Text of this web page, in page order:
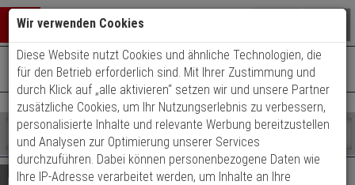
Warenkorb schließen
0 ARTIKEL IM WARENKORB
Ihr Warenkorb ist momentan leer.
Ergebnisse ()
Fertig
Shop
durchsuchen
Bitte
geben
Es
wurde
+49 (0)821 899 493-0Mo. - Do.: 8:00 - 16:30 | Fr.: 8:00 - 14:00 Uhr
Wir verwenden Cookies
Diese Website nutzt Cookies und ähnliche Technologien, die
für den Betrieb erforderlich sind. Mit Ihrer Zustimmung und
durch Klick auf „alle aktivieren“ setzen wir und unsere Partner
zusätzliche Cookies, um Ihr Nutzungserlebnis zu verbessern,
personalisierte Inhalte und relevante Werbung bereitzustellen
und Analysen zur Optimierung unserer Services
durchzuführen. Dabei können personenbezogene Daten wie
Ihre IP-Adresse verarbeitet werden, um Inhalte an Ihre